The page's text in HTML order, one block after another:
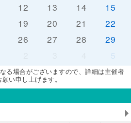
12 13 14
15
19 20 21
22
26 27 28
29
5
る場合がございますので、詳細は主催者
い申し上げます。